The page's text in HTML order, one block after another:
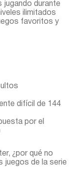
jugando durante
ilimitados
favoritos y
difícil de 144
por el
¿por qué no
juegos de la serie